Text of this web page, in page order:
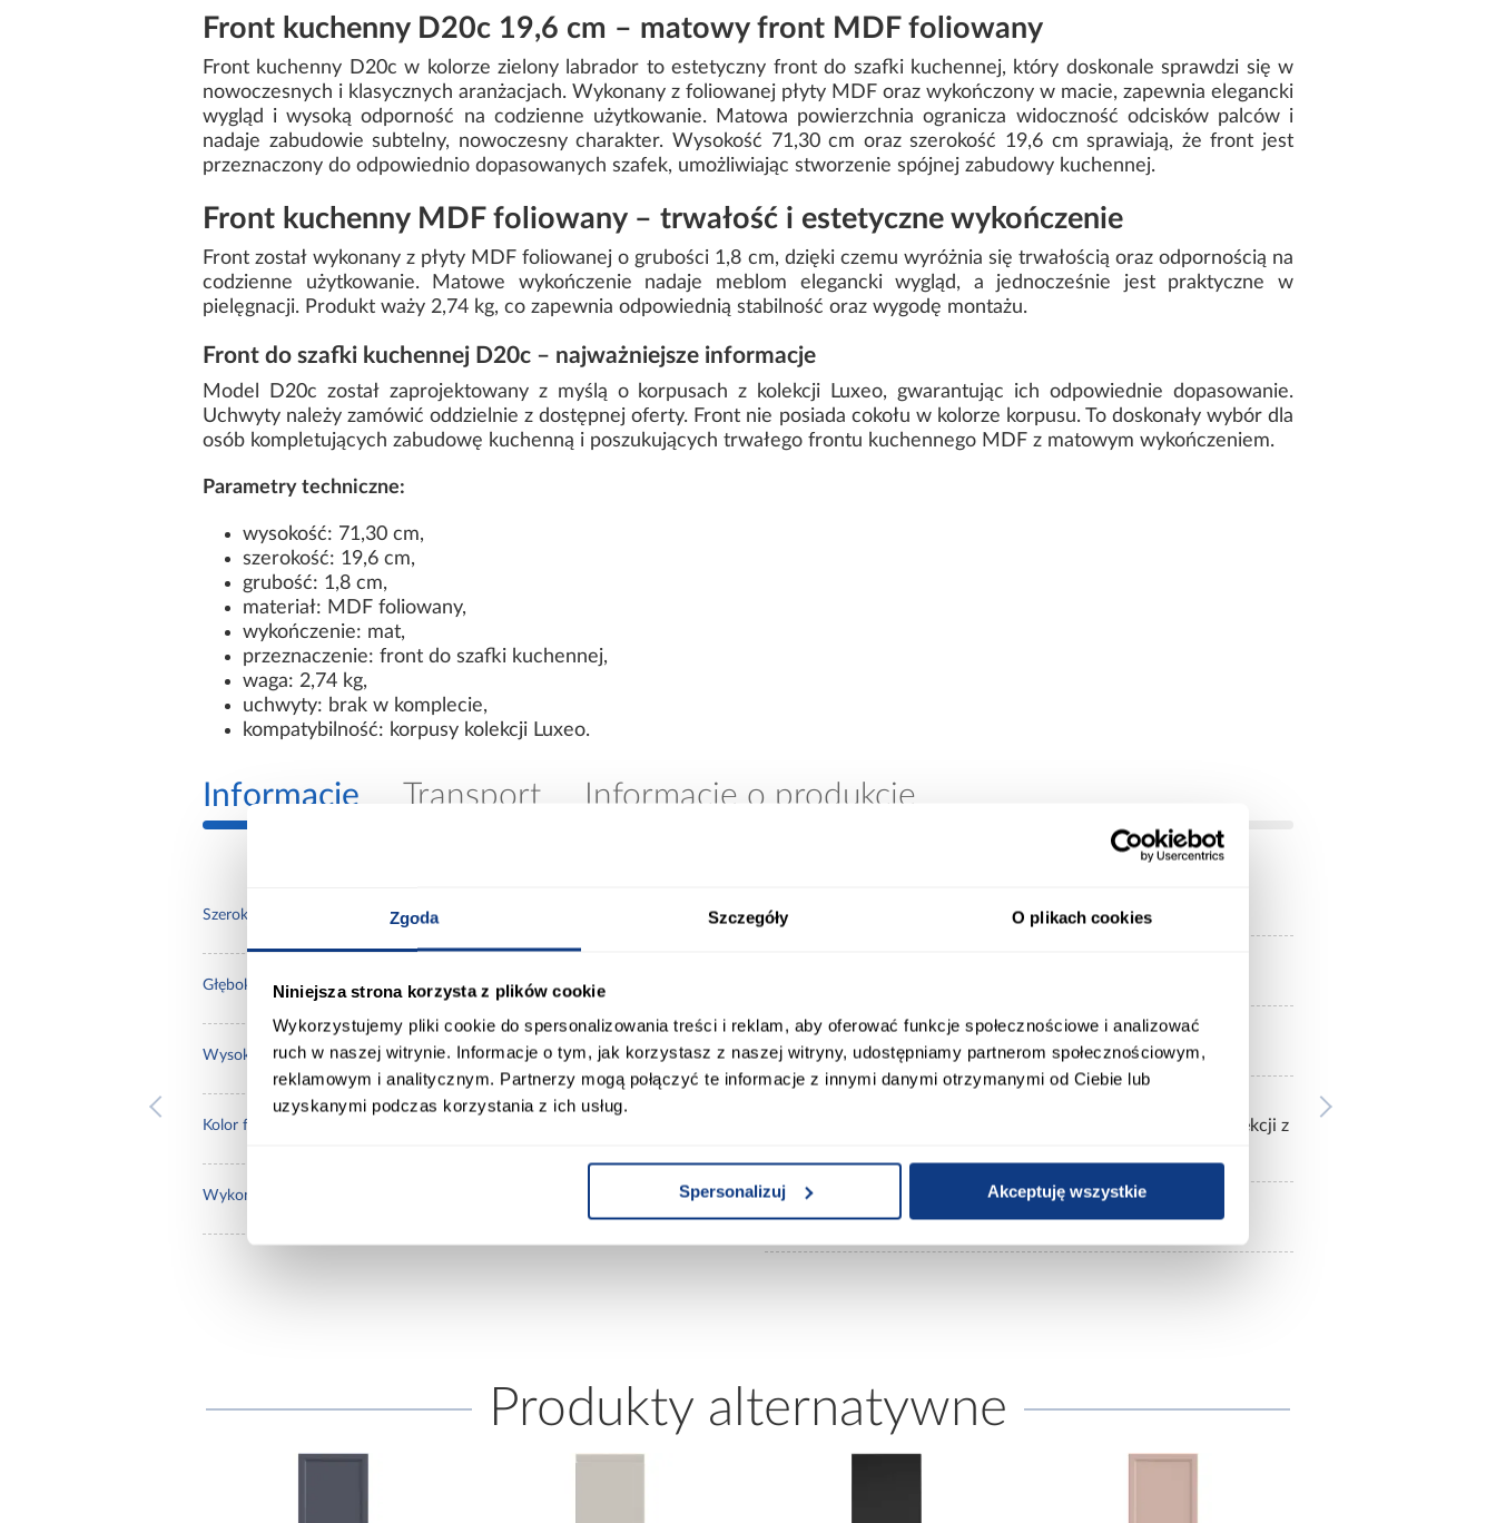
Zgoda Szczegóły O plikach cookies
Niniejsza strona korzysta z plików cookie
Wykorzystujemy pliki cookie do spersonalizowania treści i reklam, aby oferować funkcje społecznościowe i analizować
ruch w naszej witrynie. Informacje o tym, jak korzystasz z naszej witryny, udostępniamy partnerom społecznościowym,
reklamowym i analitycznym. Partnerzy mogą połączyć te informacje z innymi danymi otrzymanymi od Ciebie lub
uzyskanymi podczas korzystania z ich usług.
Spersonalizuj Akceptuję wszystkie
Front kuchenny D20c 19,6 cm – matowy front MDF foliowany
Front kuchenny D20c w kolorze zielony labrador to estetyczny front do szafki kuchennej, który doskonale sprawdzi się w
nowoczesnych i klasycznych aranżacjach. Wykonany z foliowanej płyty MDF oraz wykończony w macie, zapewnia elegancki
wygląd i wysoką odporność na codzienne użytkowanie. Matowa powierzchnia ogranicza widoczność odcisków palców i
nadaje zabudowie subtelny, nowoczesny charakter. Wysokość 71,30 cm oraz szerokość 19,6 cm sprawiają, że front jest
przeznaczony do odpowiednio dopasowanych szafek, umożliwiając stworzenie spójnej zabudowy kuchennej.
Front kuchenny MDF foliowany – trwałość i estetyczne wykończenie
Front został wykonany z płyty MDF foliowanej o grubości 1,8 cm, dzięki czemu wyróżnia się trwałością oraz odpornością na
codzienne użytkowanie. Matowe wykończenie nadaje meblom elegancki wygląd, a jednocześnie jest praktyczne w
pielęgnacji. Produkt waży 2,74 kg, co zapewnia odpowiednią stabilność oraz wygodę montażu.
Front do szafki kuchennej D20c – najważniejsze informacje
Model D20c został zaprojektowany z myślą o korpusach z kolekcji Luxeo, gwarantując ich odpowiednie dopasowanie.
Uchwyty należy zamówić oddzielnie z dostępnej oferty. Front nie posiada cokołu w kolorze korpusu. To doskonały wybór dla
osób kompletujących zabudowę kuchenną i poszukujących trwałego frontu kuchennego MDF z matowym wykończeniem.
Parametry techniczne:
wysokość: 71,30 cm,
szerokość: 19,6 cm,
grubość: 1,8 cm,
materiał: MDF foliowany,
wykończenie: mat,
przeznaczenie: front do szafki kuchennej,
waga: 2,74 kg,
uchwyty: brak w komplecie,
kompatybilność: korpusy kolekcji Luxeo.
Informacje Transport Informacje o produkcie
Szerokość [cm]:
Głębokość [cm]: 1,8
Wysokość [cm]: 71.30
Kolor frontów:
Wykończenie frontów:
Typ kuchni: front kuchenny
dedykowane do tych frontów są korpusy kolekcji z
Waga [kg]:
Produkty alternatywne